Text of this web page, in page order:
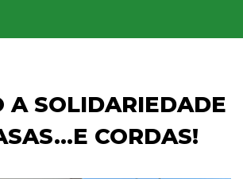
A SOLIDARIEDADE
CORDAS!